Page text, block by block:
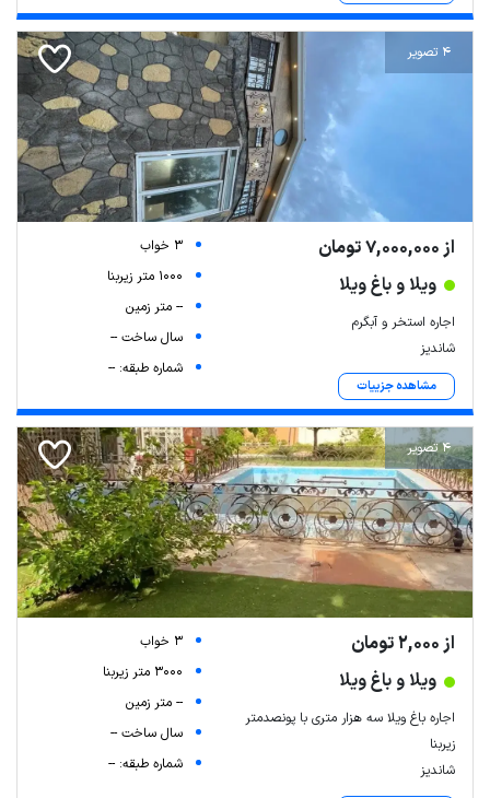
4 تصویر
از 7,000,000 تومان
ویلا و باغ ویلا
اجاره استخر و آبگرم
شاندیز
مشاهده جزییات
3 خواب
1000 متر زیربنا
-- متر زمین
سال ساخت --
شماره طبقه: --
4 تصویر
از 2,000 تومان
ویلا و باغ ویلا
اجاره باغ ویلا سه هزار متری با پونصدمتر
زیربنا
شاندیز
3 خواب
3000 متر زیربنا
-- متر زمین
سال ساخت --
شماره طبقه: --